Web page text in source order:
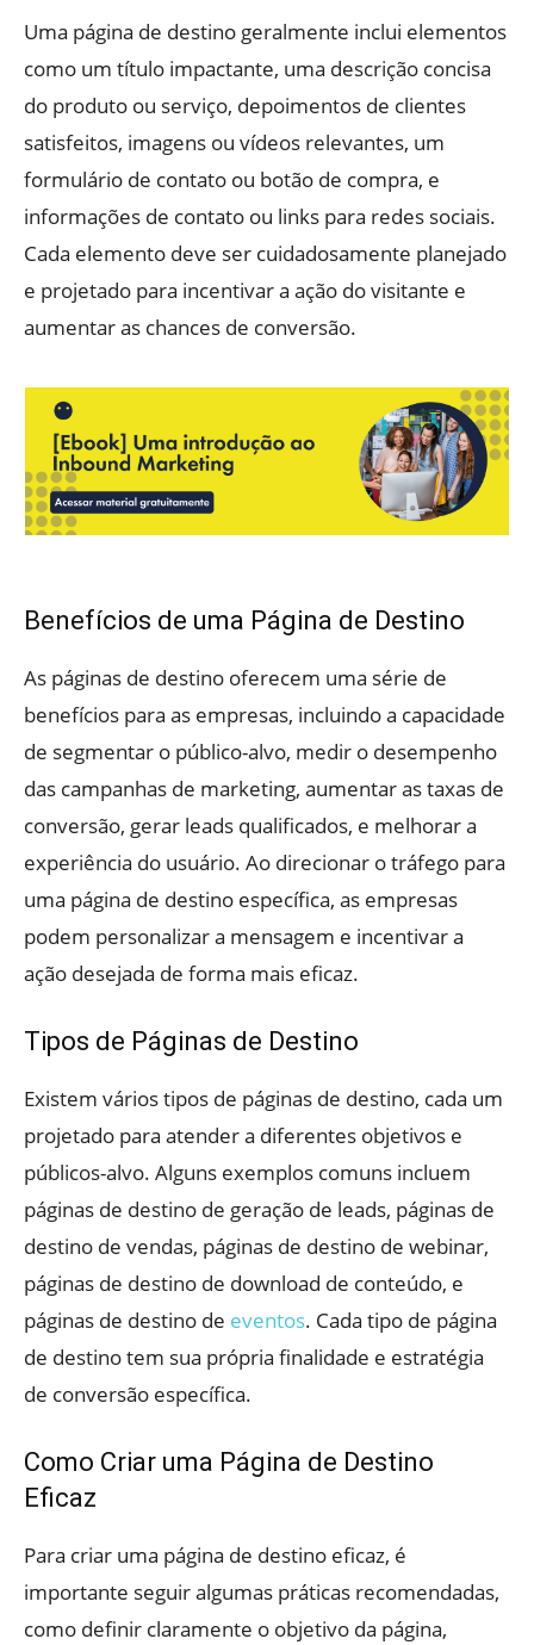
Uma página de destino geralmente inclui elementos
como um título impactante, uma descrição concisa
do produto ou serviço, depoimentos de clientes
satisfeitos, imagens ou vídeos relevantes, um
formulário de contato ou botão de compra, e
informações de contato ou links para redes sociais.
Cada elemento deve ser cuidadosamente planejado
e projetado para incentivar a ação do visitante e
aumentar as chances de conversão.
Benefícios de uma Página de Destino
As páginas de destino oferecem uma série de
benefícios para as empresas, incluindo a capacidade
de segmentar o público-alvo, medir o desempenho
das campanhas de marketing, aumentar as taxas de
conversão, gerar leads qualificados, e melhorar a
experiência do usuário. Ao direcionar o tráfego para
uma página de destino específica, as empresas
podem personalizar a mensagem e incentivar a
ação desejada de forma mais eficaz.
Tipos de Páginas de Destino
Existem vários tipos de páginas de destino, cada um
projetado para atender a diferentes objetivos e
públicos-alvo. Alguns exemplos comuns incluem
páginas de destino de geração de leads, páginas de
destino de vendas, páginas de destino de webinar,
páginas de destino de download de conteúdo, e
páginas de destino de eventos. Cada tipo de página
de destino tem sua própria finalidade e estratégia
de conversão específica.
Como Criar uma Página de Destino
Eficaz
Para criar uma página de destino eficaz, é
importante seguir algumas práticas recomendadas,
como definir claramente o objetivo da página,